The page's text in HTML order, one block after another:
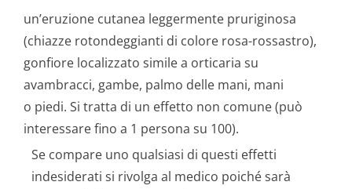
un’eruzione cutanea leggermente pruriginosa
(chiazze rotondeggianti di colore rosa-rossastro),
gonfiore localizzato simile a orticaria su
avambracci, gambe, palmo delle mani, mani
o piedi. Si tratta di un effetto non comune (può
interessare fino a 1 persona su 100).
Se compare uno qualsiasi di questi effetti
indesiderati si rivolga al medico poiché sarà